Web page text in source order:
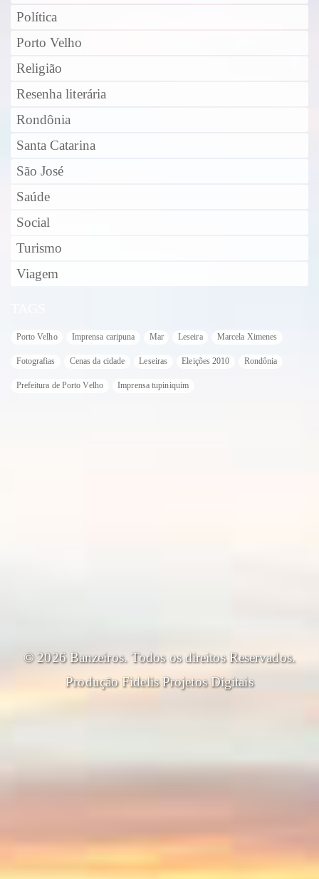
Política
Porto Velho
Religião
Resenha literária
Rondônia
Santa Catarina
São José
Saúde
Social
Turismo
Viagem
Porto Velho Imprensa caripuna Mar Leseira Marcela Ximenes
Fotografias Cenas da cidade Leseiras Eleições 2010 Rondônia
Prefeitura de Porto Velho Imprensa tupiniquim
© 2026 Banzeiros. Todos os direitos Reservados.
Produção Fidelis Projetos Digitais